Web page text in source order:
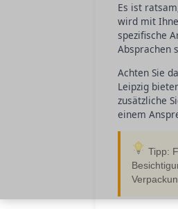
Es ist
wird mit
spezifische
Absprachen
Achten Sie
Leipzig
zusätzliche
einem
Tipp: